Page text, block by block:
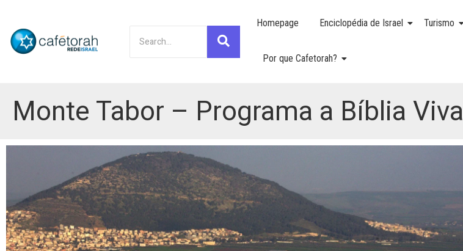
Homepage Enciclopédia de Israel Turismo
Por que Cafetorah?
Monte Tabor – Programa a Bíblia Viva